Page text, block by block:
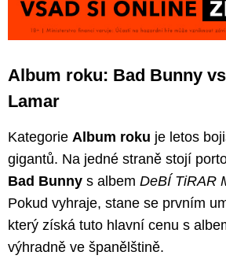
Album roku: Bad Bunny
Lamar
Kategorie Album roku je letos
gigantů. Na jedné straně stojí
Bad Bunny s albem DeBÍ TiRAR
Pokud vyhraje, stane se prvním
který získá tuto hlavní cenu s
výhradně ve španělštině.